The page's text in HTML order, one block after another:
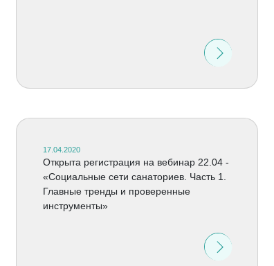
17.04.2020
Открыта регистрация на вебинар 22.04 -
«Социальные сети санаториев. Часть 1.
Главные тренды и проверенные
инструменты»